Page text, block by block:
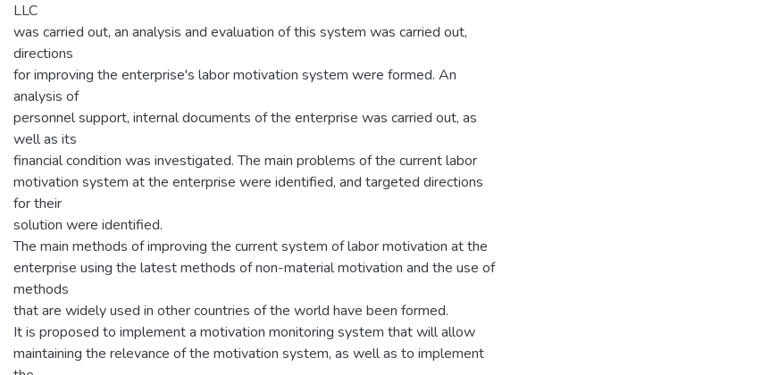
LLC
was carried out, an analysis and evaluation of this system was carried out,
directions
for improving the enterprise's labor motivation system were formed. An
analysis of
personnel support, internal documents of the enterprise was carried out, as
well as its
financial condition was investigated. The main problems of the current labor
motivation system at the enterprise were identified, and targeted directions
for their
solution were identified.
The main methods of improving the current system of labor motivation at the
enterprise using the latest methods of non-material motivation and the use of
methods
that are widely used in other countries of the world have been formed.
It is proposed to implement a motivation monitoring system that will allow
maintaining the relevance of the motivation system, as well as to implement